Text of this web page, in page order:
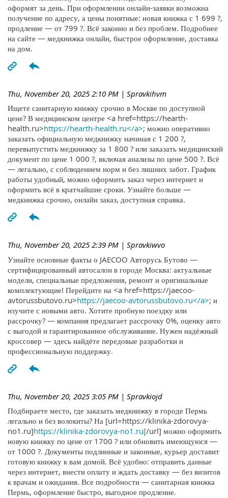
оформят за день. При оформлении онлайн-заявки возможна
получение по адресу, а цены понятные: новая книжка с 1 699 ?,
продление — от 799 ?. Всё законно и без проблем. Подробнее
на сайте — медкнижка онлайн, быстрое оформление, доставка
на дом.
Thu, November 20, 2025 2:10 PM | Spravkihvm
Ищете санитарную книжку срочно в Москве по доступной
цене? В медицинском центре <a href=https://hearth-
health.ru>https://hearth-health.ru</a>; можно оперативно
заказать официальную медкнижку начиная с 1 200 ?,
перевыпустить медкнижку за 1 800 ? или заказать медицинский
документ по цене 1 000 ?, включая анализы по цене 500 ?. Всё
— легально, с соблюдением норм и без лишних забот. График
работы удобный, можно оформить заказ через интернет и
оформить всё в кратчайшие сроки. Узнайте больше —
медкнижка срочно, онлайн заказ, доступная справка.
Thu, November 20, 2025 2:39 PM | Spravkiwvo
Узнайте основные факты о JAECOO Авторусь Бутово —
сертифицированный автосалон в городе Москва: актуальные
модели, специальные предложения, ремонт и оригинальные
комплектующие! Перейдите на <a href=https://jaecoo-
avtorussbutovo.ru>https://jaecoo-avtorussbutovo.ru</a>; и
изучите с новыми авто. Хотите пробную поездку или
рассрочку? — компания предлагает рассрочку 0%, оценку авто
с выгодой и гарантированное обслуживание. Нужен надёжный
кроссовер — здесь найдёте передовые разработки и
профессиональную поддержку.
Thu, November 20, 2025 3:05 PM | Spravkiojd
Подбираете место, где заказать медкнижку в городе Пермь
легально и без волокиты? На [url=https://klinika-zdorovya-
no1.ru]https://klinika-zdorovya-no1.ru[/url] можно оформить
новую книжку по цене от 1700 ? или обновить имеющуюся —
от 1000 ?. Документы подлинные и законные, курьер доставит
готовую книжку к вам домой. Всё удобно: отправить данные
через интернет, внести оплату и ждать доставку — без визитов
к врачам и ожидания. Все подробности — санитарная книжка
Пермь, оформление быстро, выгодное продление.